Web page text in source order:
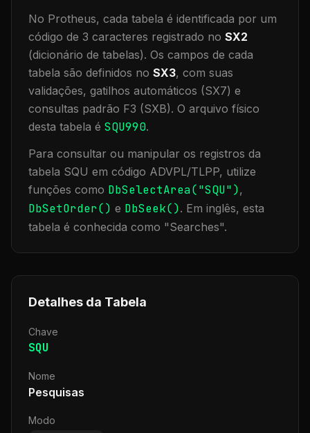
No Protheus, cada tabela é identificada por um
código de 3 caracteres registrado no SX2
(dicionário de tabelas). Os campos de cada
tabela são definidos no SX3, com suas
validações, gatilhos automáticos (SX7) e
consultas padrão F3 (SXB). O arquivo físico
desta tabela é SQU990.
Para consultar ou manipular os registros da
tabela SQU em código ADVPL/TLPP, utilize
funções como DbSelectArea("SQU"),
DbSetOrder() e DbSeek(). Em inglês, esta
tabela é conhecida como "Searches".
Detalhes da Tabela
Chave
SQU
Nome
Pesquisas
Modo